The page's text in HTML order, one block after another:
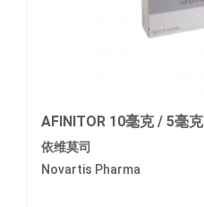
AFINITOR 10毫克 / 5毫克
依维莫司
Novartis Pharma